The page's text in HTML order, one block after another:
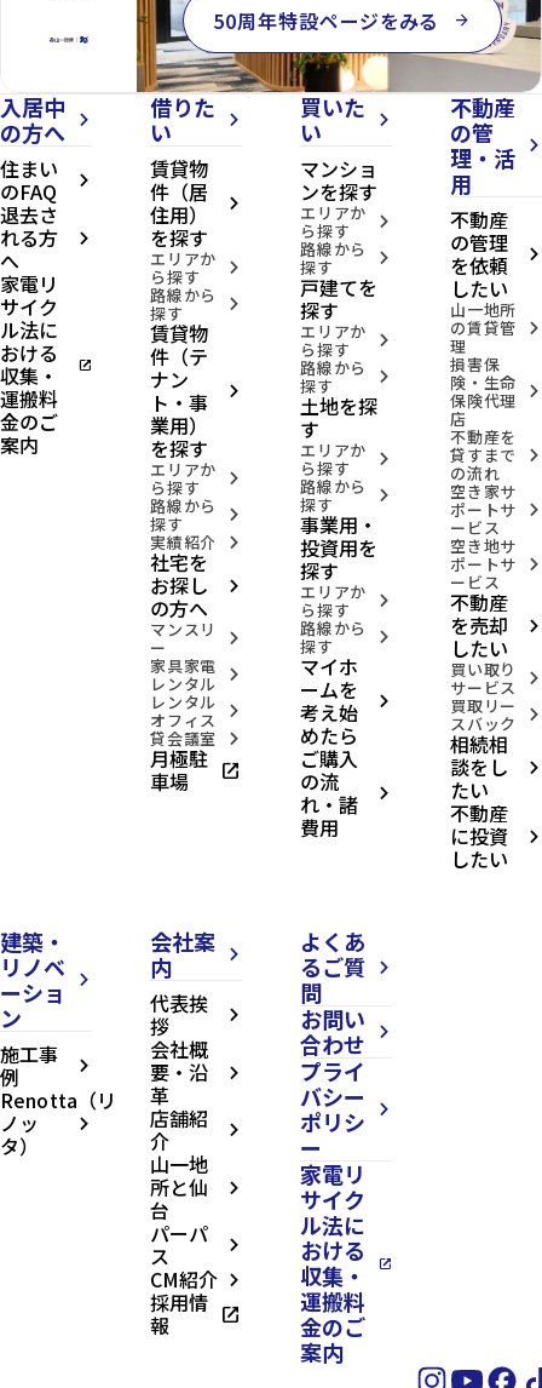
50周年特設ページをみる arrow_forward
入居中
の方へ
arrow_forward_ios
住まい
のFAQ arrow_forward_ios
退去さ
れる方
へ
arrow_forward_ios
家電リ
サイク
ル法に
おける
収集・
運搬料
金のご
案内
open_in_new
借りた
い
arrow_forward_ios
賃貸物
件（居
住用）
を探す
arrow_forward_ios
エリアか
ら探す arrow_forward_ios
路線から
探す arrow_forward_ios
賃貸物
件（テ
ナン
ト・事
業用）
を探す
arrow_forward_ios
エリアか
ら探す arrow_forward_ios
路線から
探す arrow_forward_ios
実績紹介 arrow_forward_ios
社宅を
お探し
の方へ
arrow_forward_ios
マンスリ
ー arrow_forward_ios
家具家電
レンタル arrow_forward_ios
レンタル
オフィス arrow_forward_ios
貸会議室 arrow_forward_ios
月極駐
車場 open_in_new
買いた
い
arrow_forward_ios
マンショ
ンを探す
エリアか
ら探す arrow_forward_ios
路線から
探す arrow_forward_ios
戸建てを
探す
エリアか
ら探す arrow_forward_ios
路線から
探す arrow_forward_ios
土地を探
す
エリアか
ら探す arrow_forward_ios
路線から
探す arrow_forward_ios
事業用・
投資用を
探す
エリアか
ら探す arrow_forward_ios
路線から
探す arrow_forward_ios
マイホ
ームを
考え始
めたら
arrow_forward_ios
ご購入
の流
れ・諸
費用
arrow_forward_ios
不動産
の管
理・活
用
arrow_forward_ios
不動産
の管理
を依頼
したい
arrow_forward_ios
山一地所
の賃貸管
理
arrow_forward_ios
損害保
険・生命
保険代理
店
arrow_forward_ios
不動産を
貸すまで
の流れ
arrow_forward_ios
空き家サ
ポートサ
ービス
arrow_forward_ios
空き地サ
ポートサ
ービス
arrow_forward_ios
不動産
を売却
したい
arrow_forward_ios
買い取り
サービス arrow_forward_ios
買取リー
スバック arrow_forward_ios
相続相
談をし
たい
arrow_forward_ios
不動産
に投資
したい
arrow_forward_ios
建築・
リノベ
ーショ
ン
arrow_forward_ios
施工事
例 arrow_forward_ios
Renotta（リ
ノッ
タ）
arrow_forward_ios
会社案
内
arrow_forward_ios
代表挨
拶 arrow_forward_ios
会社概
要・沿
革
arrow_forward_ios
店舗紹
介 arrow_forward_ios
山一地
所と仙
台
arrow_forward_ios
パーパ
ス arrow_forward_ios
CM紹介 arrow_forward_ios
採用情
報 open_in_new
よくあ
るご質
問
arrow_forward_ios
お問い
合わせ
arrow_forward_ios
プライ
バシー
ポリシ
ー
arrow_forward_ios
家電リ
サイク
ル法に
おける
収集・
運搬料
金のご
案内
open_in_new